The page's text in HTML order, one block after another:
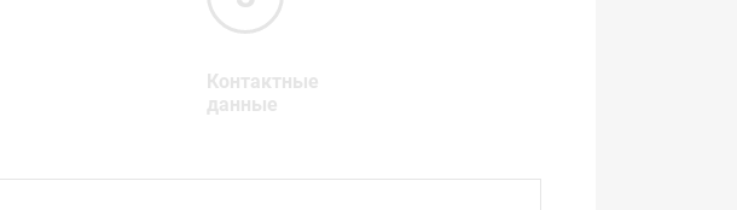
Контактные
данные